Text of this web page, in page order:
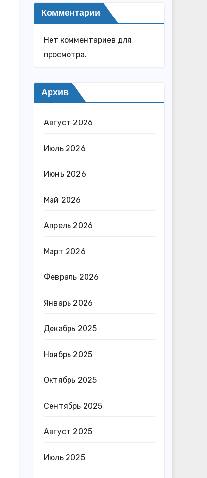
Комментарии
Нет комментариев для
просмотра.
Архив
Август 2026
Июль 2026
Июнь 2026
Май 2026
Апрель 2026
Март 2026
Февраль 2026
Январь 2026
Декабрь 2025
Ноябрь 2025
Октябрь 2025
Сентябрь 2025
Август 2025
Июль 2025